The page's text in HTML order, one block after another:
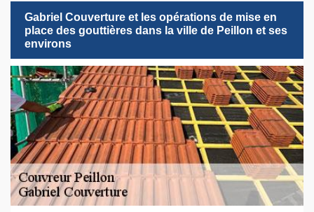
Gabriel Couverture et les opérations de mise en
place des gouttières dans la ville de Peillon et ses
environs